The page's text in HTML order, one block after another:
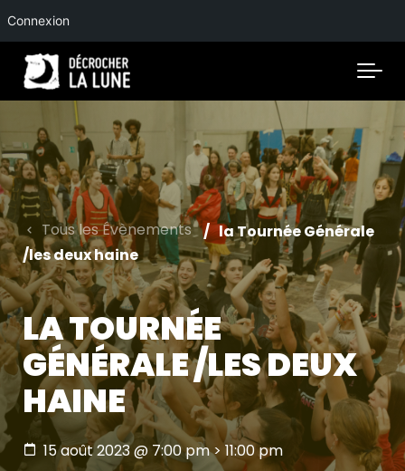
Connexion
Skip to main content
Tous les Évènements
la Tournée Générale
/les deux haine
LA TOURNÉE
GÉNÉRALE /LES DEUX
HAINE
15 août 2023 @ 7:00 pm>11:00 pm